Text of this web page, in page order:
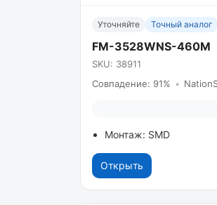
Уточняйте Точный аналог
FM-3528WNS-460M
SKU: 38911
Совпадение: 91% •
Монтаж: SMD
Открыть